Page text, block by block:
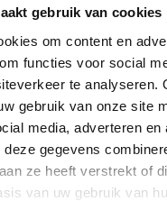
gebruik van cookies
om content en
functies voor social
te analyseren.
gebruik van onze site
media, adverteren en
deze gegevens
ze heeft verstrekt of
van uw gebruik van
baby & kind
Seksualiteit